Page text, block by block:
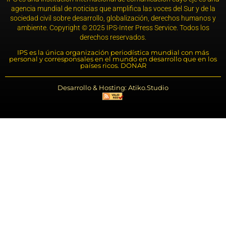
agencia mundial de noticias que amplifica las voces del Sur y de la
sociedad civil sobre desarrollo, globalización, derechos humanos y
ambiente. Copyright © 2025 IPS-Inter Press Service. Todos los
derechos reservados.
IPS es la única organización periodística mundial con más
personal y corresponsales en el mundo en desarrollo que en los
países ricos. DONAR
Desarrollo & Hosting: Atiko.Studio